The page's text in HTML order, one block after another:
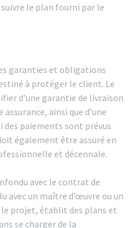
le plan fourni par le
garanties et obligations
à protéger le client. Le
d’une garantie de livraison
ainsi que d’une
paiements sont prévus
également être assuré en
et décennale.
avec le contrat de
avec un maître d’œuvre ou un
projet, établit des plans et
se charger de la